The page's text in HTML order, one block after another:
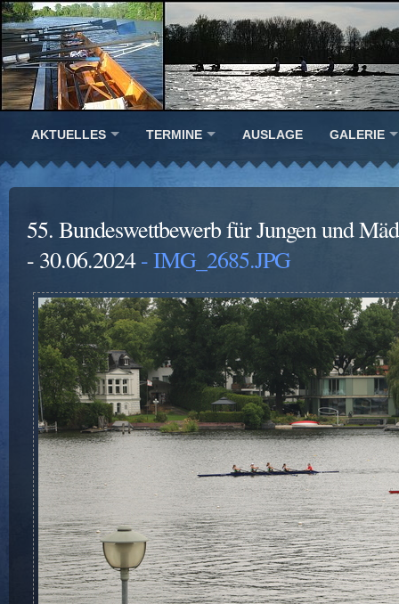
AKTUELLES TERMINE AUSLAGE GALERIE
55. Bundeswettbewerb für Jungen und
- 30.06.2024- IMG_2685.JPG